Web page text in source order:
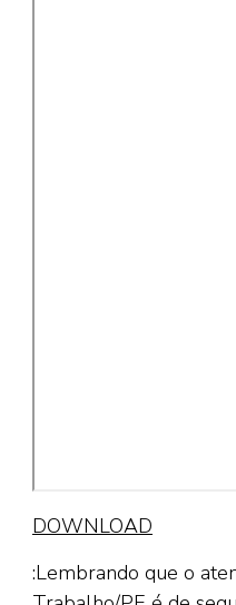
DOWNLOAD
:Lembrando que o